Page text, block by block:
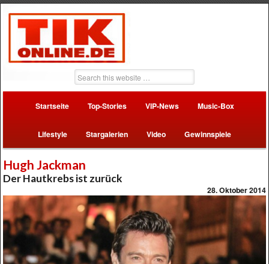
Startseite Top-Stories VIP-News Music-Box
Lifestyle Stargalerien Video Gewinnspiele
Hugh Jackman
Der Hautkrebs ist zurück
28. Oktober 2014